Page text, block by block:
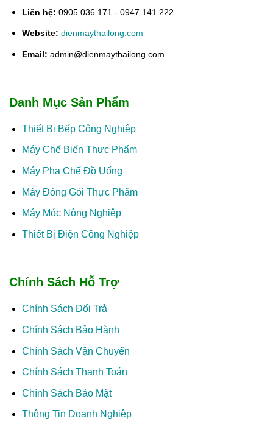
Liên hệ: 0905 036 171 - 0947 141 222
Website: dienmaythailong.com
Email: admin@dienmaythailong.com
Danh Mục Sản Phẩm
Thiết Bị Bếp Công Nghiệp
Máy Chế Biến Thực Phẩm
Máy Pha Chế Đồ Uống
Máy Đóng Gói Thực Phẩm
Máy Móc Nông Nghiệp
Thiết Bị Điện Công Nghiệp
Chính Sách Hỗ Trợ
Chính Sách Đổi Trả
Chính Sách Bảo Hành
Chính Sách Vận Chuyển
Chính Sách Thanh Toán
Chính Sách Bảo Mật
Thông Tin Doanh Nghiệp